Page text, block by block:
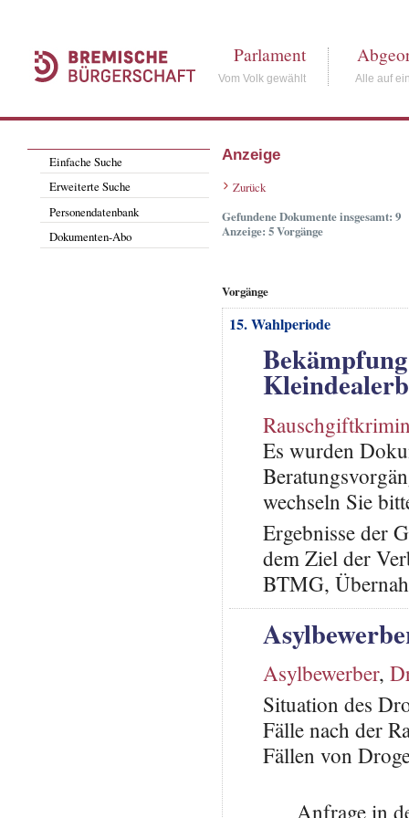
Parlament
Vom Volk gewählt Alle auf
Einfache Suche
Erweiterte Suche
Personendatenbank
Dokumenten-Abo
Anzeige
Zurück
Gefundene Dokumente insgesamt: 9
Anzeige: 5 Vorgänge
Vorgänge
15. Wahlperiode
Es wurden
wechseln Sie
Ergebnisse der
dem Ziel der
BTMG,
Asylbewerber,
Situation des
Fälle nach der
Fällen von
Anfrage in